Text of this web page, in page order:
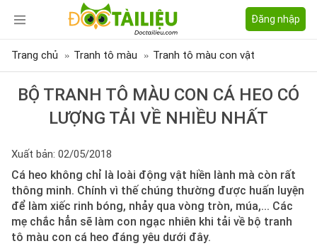
Đăng nhập
Trang chủ Tranh tô màu Tranh tô màu con vật
BỘ TRANH TÔ MÀU CON CÁ HEO CÓ
LƯỢNG TẢI VỀ NHIỀU NHẤT
Xuất bản: 02/05/2018
Cá heo không chỉ là loài động vật hiền lành mà còn rất
thông minh. Chính vì thế chúng thường được huấn luyện
để làm xiếc rinh bóng, nhảy qua vòng tròn, múa,... Các
mẹ chắc hẳn sẽ làm con ngạc nhiên khi tải về bộ tranh
tô màu con cá heo đáng yêu dưới đây.